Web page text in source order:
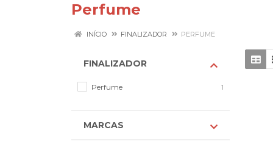
Perfume
INÍCIO FINALIZADOR PERFUME
FINALIZADOR
Perfume 1
MARCAS